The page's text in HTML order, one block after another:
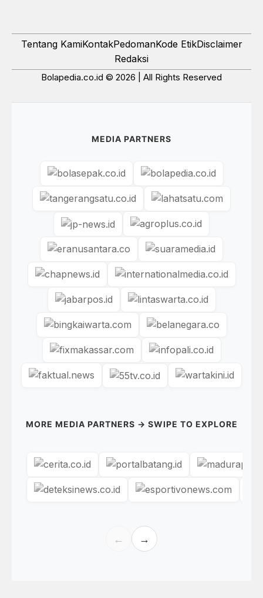
Tentang KamiKontakPedomanKode EtikDisclaimer
Redaksi
Bolapedia.co.id © 2026 | All Rights Reserved
MEDIA PARTNERS
MORE MEDIA PARTNERS → SWIPE TO EXPLORE
← →